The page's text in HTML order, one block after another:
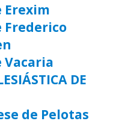
Erexim
Frederico
Vacaria
DE
de Pelotas